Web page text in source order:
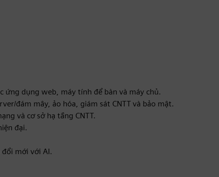
ứng dụng web, máy tính để bàn và máy chủ.
đám mây, ảo hóa, giám sát CNTT và bảo mật.
và cơ sở hạ tầng CNTT.
đại.
mới với AI.